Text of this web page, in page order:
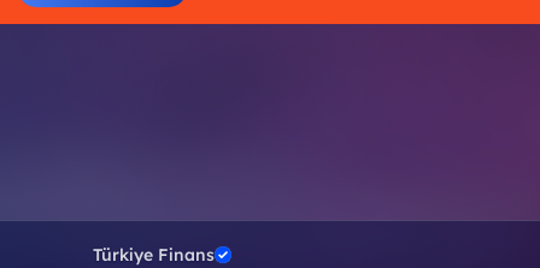
Türkiye Finans